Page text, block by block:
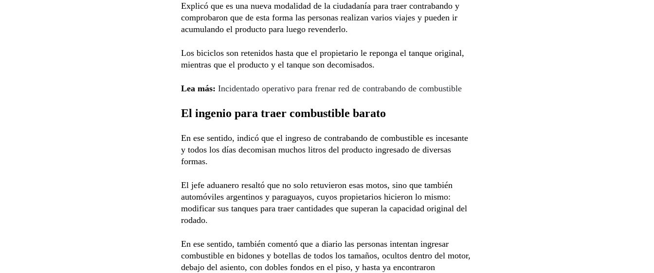
Explicó que es una nueva modalidad de la ciudadanía para traer contrabando y
comprobaron que de esta forma las personas realizan varios viajes y pueden ir
acumulando el producto para luego revenderlo.
Los biciclos son retenidos hasta que el propietario le reponga el tanque original,
mientras que el producto y el tanque son decomisados.
Lea más: Incidentado operativo para frenar red de contrabando de combustible
El ingenio para traer combustible barato
En ese sentido, indicó que el ingreso de contrabando de combustible es incesante
y todos los días decomisan muchos litros del producto ingresado de diversas
formas.
El jefe aduanero resaltó que no solo retuvieron esas motos, sino que también
automóviles argentinos y paraguayos, cuyos propietarios hicieron lo mismo:
modificar sus tanques para traer cantidades que superan la capacidad original del
rodado.
En ese sentido, también comentó que a diario las personas intentan ingresar
combustible en bidones y botellas de todos los tamaños, ocultos dentro del motor,
debajo del asiento, con dobles fondos en el piso, y hasta ya encontraron